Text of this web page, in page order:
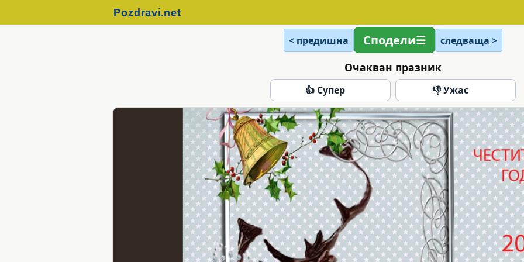
< предишна Сподели следваща >
Очакван празник
👍 Супер 👎 Ужас